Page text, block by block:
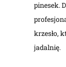
pinesek.
krzesło,
jadalnię.